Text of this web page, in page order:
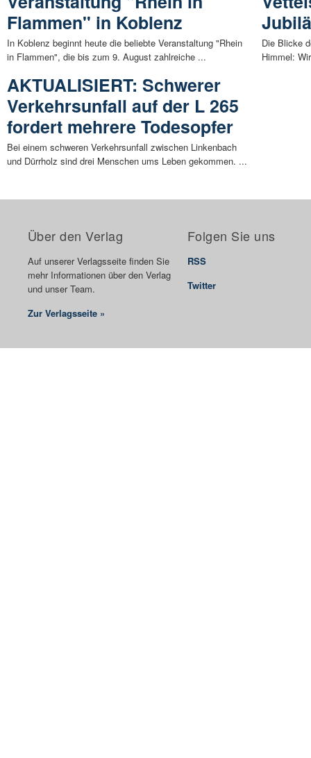
Flammen" in Koblenz
In Koblenz beginnt heute die beliebte Veranstaltung "Rhein
in Flammen", die bis zum 9. August zahlreiche ...
AKTUALISIERT: Schwerer
Verkehrsunfall auf der L 265
fordert mehrere Todesopfer
Bei einem schweren Verkehrsunfall zwischen Linkenbach
und Dürrholz sind drei Menschen ums Leben gekommen. ...
Die Blicke
Himmel:
Über den Verlag
Auf unserer Verlagsseite finden Sie
mehr Informationen über den Verlag
und unser Team.
Zur Verlagsseite »
Folgen Sie uns
RSS
Twitter